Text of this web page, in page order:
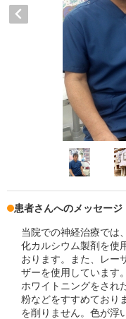
患者さんへのメッセージ
当院での神経治療では
化カルシウム製剤を使
おります。また、レー
ザーを使用しています。
ホワイトニングをされ
粉などをすすめており
を削りません。色が浮